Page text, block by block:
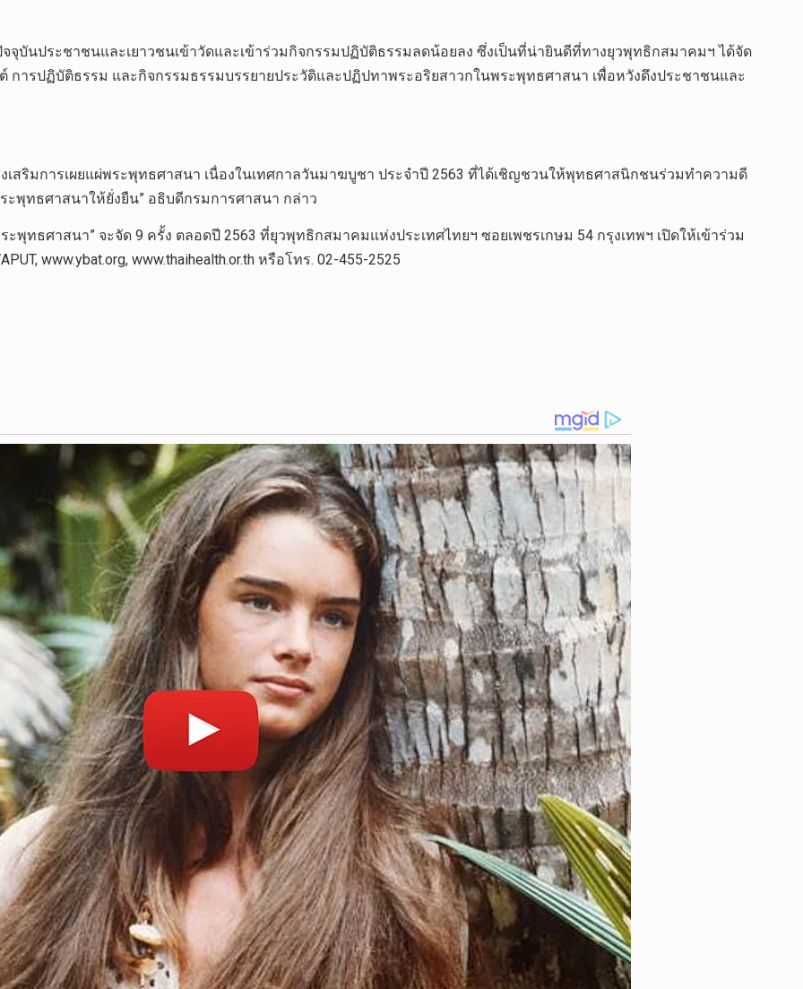
บันประชาชนและเยาวชนเข้าวัดและเข้าร่วมกิจกรรมปฏิบัติธรรมลดน้อยลง ซึ่งเป็นที่น่ายินดีที่ทางยุวพุทธิกสมาคมฯ ได้จัด
ารปฏิบัติธรรม และกิจกรรมธรรมบรรยายประวัติและปฏิปทาพระอริยสาวกในพระพุทธศาสนา เพื่อหวังดึงประชาชนและ
เสริมการเผยแผ่พระพุทธศาสนา เนื่องในเทศกาลวันมาฆบูชา ประจำปี 2563 ที่ได้เชิญชวนให้พุทธศาสนิกชนร่วมทำความดี
พุทธศาสนาให้ยั่งยืน” อธิบดีกรมการศาสนา กล่าว
พุทธศาสนา” จะจัด 9 ครั้ง ตลอดปี 2563 ที่ยุวพุทธิกสมาคมแห่งประเทศไทยฯ ซอยเพชรเกษม 54 กรุงเทพฯ เปิดให้เข้าร่วม
www.ybat.org, www.thaihealth.or.th หรือโทร. 02-455-2525